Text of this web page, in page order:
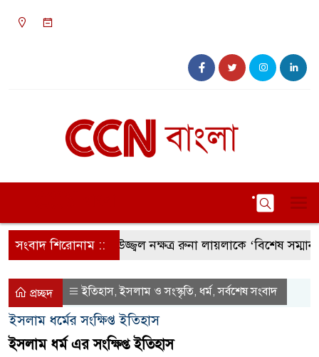
সংবাদ শিরোনাম ::
সংগীতের উজ্জ্বল নক্ষত্র রুনা লায়লাকে ‘বিশেষ সম্মাননা’
প্রচ্ছদ ইতিহাস,ইসলাম ও সংস্কৃতি, ধর্ম,সর্বশেষ সংবাদ
ইসলাম ধর্মের সংক্ষিপ্ত ইতিহাস
ইসলাম ধর্ম এর সংক্ষিপ্ত ইতিহাস